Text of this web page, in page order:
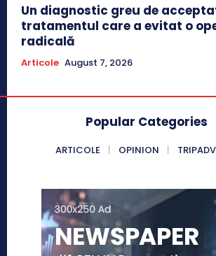
Un diagnostic greu de
tratamentul care a evitat o
radicală
Articole August 7, 2026
Popular Categories
ARTICOLE OPINION